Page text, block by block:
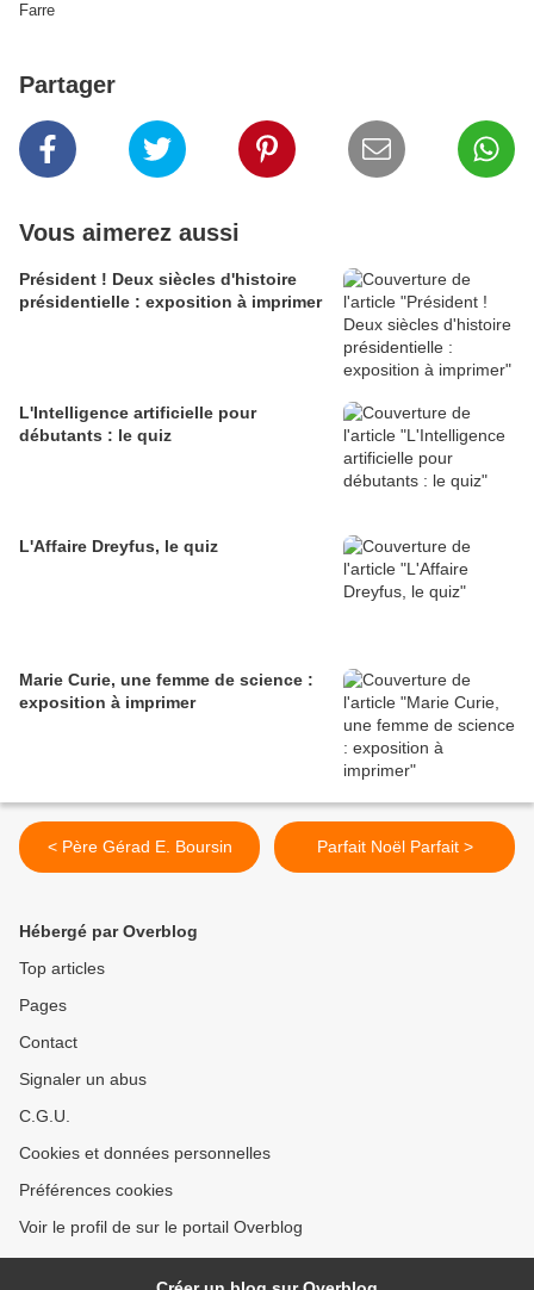
Farre
Partager
Vous aimerez aussi
Président ! Deux siècles d'histoire
présidentielle : exposition à imprimer
L'Intelligence artificielle pour
débutants : le quiz
L'Affaire Dreyfus, le quiz
Marie Curie, une femme de science :
exposition à imprimer
< Père Gérad E. Boursin Parfait Noël Parfait >
Hébergé par Overblog
Top articles
Pages
Contact
Signaler un abus
C.G.U.
Cookies et données personnelles
Préférences cookies
Voir le profil de sur le portail Overblog